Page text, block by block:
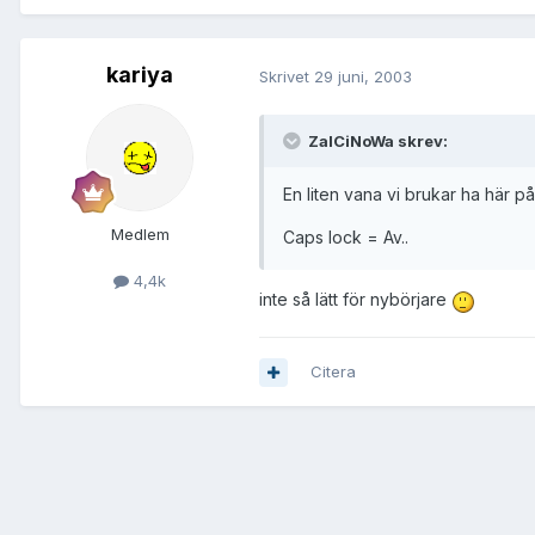
kariya
Medlem
4,4k
Skrivet 29 juni, 2003
ZalCiNoWa skrev:
En liten vana vi brukar ha här
Caps lock = Av..
inte så lätt för nybörjare
Citera